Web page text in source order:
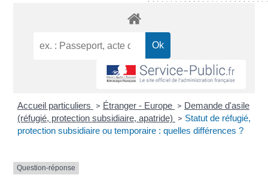
Accueil particuliers > Étranger - Europe > Demande d'asile
(réfugié, protection subsidiaire, apatride)
> Statut de réfugié,
protection subsidiaire ou temporaire : quelles différences ?
Question-réponse